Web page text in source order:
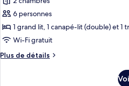
de
mer
(Central)
ce
type
de
chambre :
Suite,
6 personnes
1 grand lit, 1 canapé-lit (double) et 1
Wi-Fi gratuit
Plus de détails
Plus